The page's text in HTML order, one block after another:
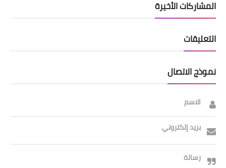
المشاركات الأخيرة
التعليقات
نموذج الاتصال
الاسم
بريد إلكتروني
رسالة